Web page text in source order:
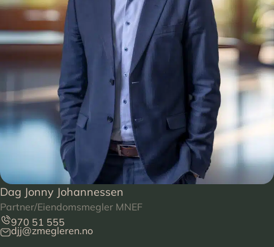
Dag Jonny Johannessen
Partner/Eiendomsmegler MNEF
970 51 555
djj@zmegleren.no